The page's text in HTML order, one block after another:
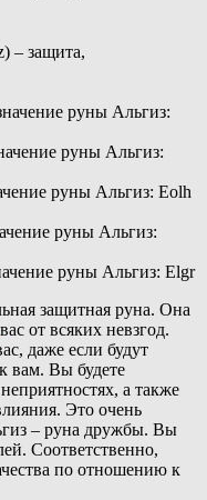
– защита,
руны Альгиз:
руны Альгиз:
руны Альгиз: Eolh
руны Альгиз:
руны Альгиз: Elgr
защитная руна. Она
вас от всяких невзгод.
даже если будут
вам. Вы будете
а также
Это очень
– руна дружбы. Вы
Соответственно,
по отношению к